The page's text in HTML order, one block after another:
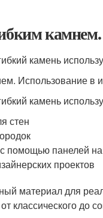
камнем.
камень
Использование в
камень
стен
помощью панелей на
проектов
материал для
классического до